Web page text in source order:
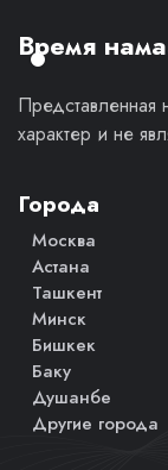
мнение.
Время
Представленная
характер и не
Города
Москва
Астана
Ташкент
Минск
Бишкек
Баку
Душанбе
Другие города